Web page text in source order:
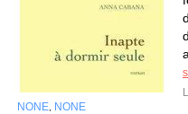
NONE NONE